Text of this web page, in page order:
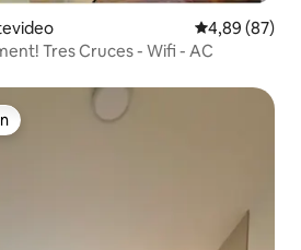
Gemiddelde
4,89 (87)
Tres Cruces - Wifi - AC